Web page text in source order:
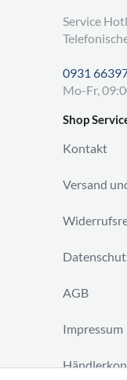
Service
0931
Mo-Fr,
Shop
Kontakt
Versand
AGB
Impressum